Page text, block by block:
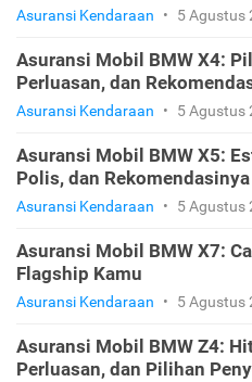
Asuransi Kendaraan • 5 Agustus
Asuransi Mobil BMW X4:
Perluasan, dan
Asuransi Kendaraan • 5 Agustus
Asuransi Mobil BMW X5:
Polis, dan Rekomendasinya
Asuransi Kendaraan • 5 Agustus
Asuransi Mobil BMW X7:
Flagship Kamu
Asuransi Kendaraan • 5 Agustus
Asuransi Mobil BMW Z4:
Perluasan, dan Pilihan